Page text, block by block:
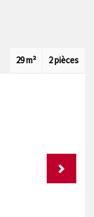
2 pièces
29 m²